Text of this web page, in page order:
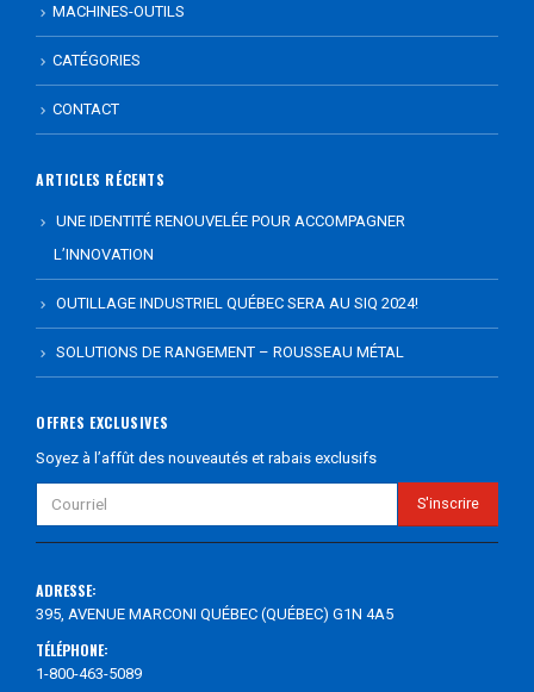
MACHINES-OUTILS
CATÉGORIES
CONTACT
ARTICLES RÉCENTS
UNE IDENTITÉ RENOUVELÉE POUR ACCOMPAGNER
L’INNOVATION
OUTILLAGE INDUSTRIEL QUÉBEC SERA AU SIQ 2024!
SOLUTIONS DE RANGEMENT – ROUSSEAU MÉTAL
OFFRES EXCLUSIVES
Soyez à l’affût des nouveautés et rabais exclusifs
ADRESSE:
395, AVENUE MARCONI QUÉBEC (QUÉBEC) G1N 4A5
TÉLÉPHONE:
1-800-463-5089